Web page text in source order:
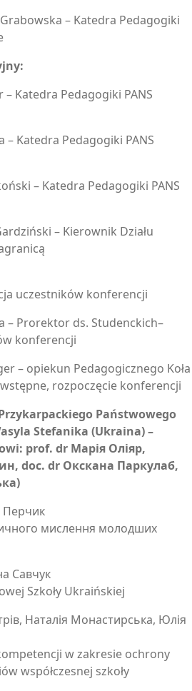
– Katedra Pedagogiki
Katedra Pedagogiki PANS
– Katedra Pedagogiki PANS
– Katedra Pedagogiki PANS
– Kierownik Działu
uczestników konferencji
– Prorektor ds. Studenckich–
konferencji
– opiekun Pedagogicznego Koła
rozpoczęcie konferencji
Państwowego
Stefanika (Ukraina) –
prof. dr Марія Оліяр,
doc. dr Окскана Паркулаб,
Перчик
мислення молодших
Савчук
Szkoły Ukraińskiej
Наталія Монастирська, Юлія
w zakresie ochrony
współczesnej szkoły